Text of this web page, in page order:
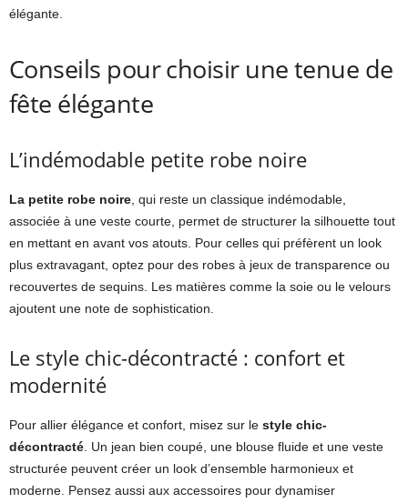
élégante.
Conseils pour choisir une tenue de
fête élégante
L’indémodable petite robe noire
La petite robe noire , qui reste un classique indémodable,
associée à une veste courte, permet de structurer la silhouette tout
en mettant en avant vos atouts. Pour celles qui préfèrent un look
plus extravagant, optez pour des robes à jeux de transparence ou
recouvertes de sequins. Les matières comme la soie ou le velours
ajoutent une note de sophistication.
Le style chic-décontracté : confort et
modernité
Pour allier élégance et confort, misez sur le style chic-
décontracté . Un jean bien coupé, une blouse fluide et une veste
structurée peuvent créer un look d’ensemble harmonieux et
moderne. Pensez aussi aux accessoires pour dynamiser